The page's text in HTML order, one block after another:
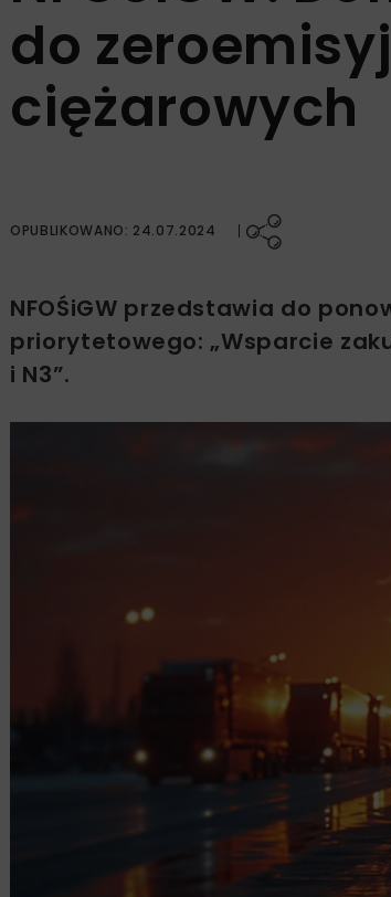
do
ciężarowych
OPUBLIKOWANO: 24.07.2024
NFOŚiGW przedstawia do
priorytetowego: „Wsparcie
i N3”.